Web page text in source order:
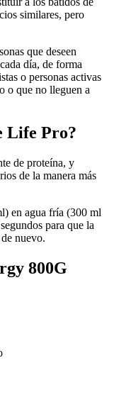
similares, pero
que deseen
día, de forma
o personas activas
o que no lleguen a
Life Pro?
de proteína, y
de la manera más
en agua fría (300 ml
para que la
nuevo.
800G